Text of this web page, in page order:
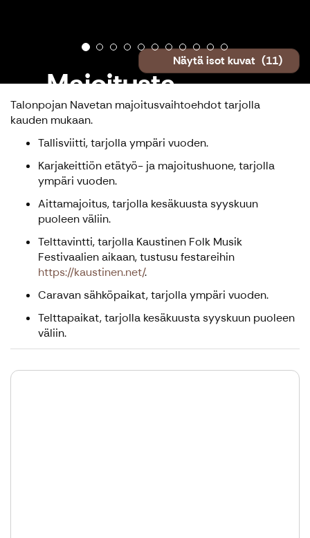
Majoitusta
Näytä isot kuvat (11)
Talonpojan Navetan majoitusvaihtoehdot tarjolla
kauden mukaan.
Tallisviitti, tarjolla ympäri vuoden.
Karjakeittiön etätyö- ja majoitushuone, tarjolla
ympäri vuoden.
Aittamajoitus, tarjolla kesäkuusta syyskuun
puoleen väliin.
Telttavintti, tarjolla Kaustinen Folk Musik
Festivaalien aikaan, tustusu festareihin
https://kaustinen.net/.
Caravan sähköpaikat, tarjolla ympäri vuoden.
Telttapaikat, tarjolla kesäkuusta syyskuun puoleen
väliin.